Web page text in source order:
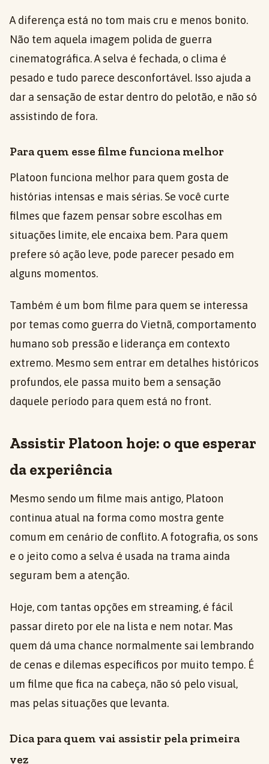
A diferença está no tom mais cru e menos bonito.
Não tem aquela imagem polida de guerra
cinematográfica. A selva é fechada, o clima é
pesado e tudo parece desconfortável. Isso ajuda a
dar a sensação de estar dentro do pelotão, e não só
assistindo de fora.
Para quem esse filme funciona melhor
Platoon funciona melhor para quem gosta de
histórias intensas e mais sérias. Se você curte
filmes que fazem pensar sobre escolhas em
situações limite, ele encaixa bem. Para quem
prefere só ação leve, pode parecer pesado em
alguns momentos.
Também é um bom filme para quem se interessa
por temas como guerra do Vietnã, comportamento
humano sob pressão e liderança em contexto
extremo. Mesmo sem entrar em detalhes históricos
profundos, ele passa muito bem a sensação
daquele período para quem está no front.
Assistir Platoon hoje: o que esperar
da experiência
Mesmo sendo um filme mais antigo, Platoon
continua atual na forma como mostra gente
comum em cenário de conflito. A fotografia, os sons
e o jeito como a selva é usada na trama ainda
seguram bem a atenção.
Hoje, com tantas opções em streaming, é fácil
passar direto por ele na lista e nem notar. Mas
quem dá uma chance normalmente sai lembrando
de cenas e dilemas específicos por muito tempo. É
um filme que fica na cabeça, não só pelo visual,
mas pelas situações que levanta.
Dica para quem vai assistir pela primeira
vez